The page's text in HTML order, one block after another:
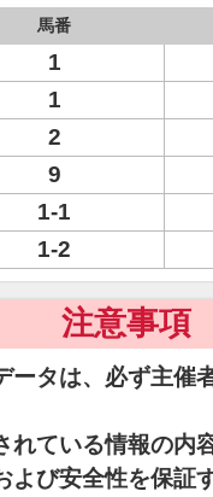
馬番
1
1
2
9
1-1
1-2
注意事項
ータは、必ず主催
れている情報の内
よび安全性を保証